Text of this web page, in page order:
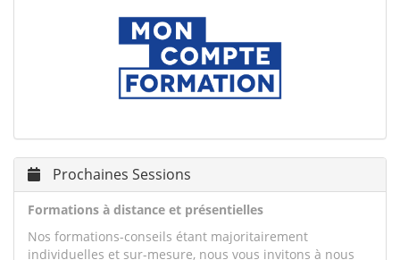
Prochaines Sessions
Formations à distance et présentielles
Nos formations-conseils étant majoritairement
individuelles et sur-mesure, nous vous invitons à nous